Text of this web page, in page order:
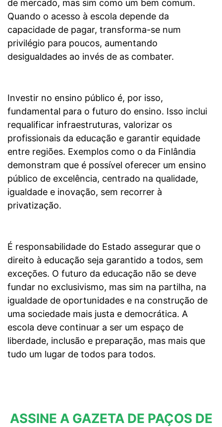
de mercado, mas sim como um bem comum.
Quando o acesso à escola depende da
capacidade de pagar, transforma-se num
privilégio para poucos, aumentando
desigualdades ao invés de as combater.
Investir no ensino público é, por isso,
fundamental para o futuro do ensino. Isso inclui
requalificar infraestruturas, valorizar os
profissionais da educação e garantir equidade
entre regiões. Exemplos como o da Finlândia
demonstram que é possível oferecer um ensino
público de excelência, centrado na qualidade,
igualdade e inovação, sem recorrer à
privatização.
É responsabilidade do Estado assegurar que o
direito à educação seja garantido a todos, sem
exceções. O futuro da educação não se deve
fundar no exclusivismo, mas sim na partilha, na
igualdade de oportunidades e na construção de
uma sociedade mais justa e democrática. A
escola deve continuar a ser um espaço de
liberdade, inclusão e preparação, mas mais que
tudo um lugar de todos para todos.
ASSINE A GAZETA DE PAÇOS DE